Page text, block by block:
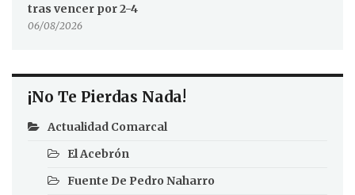
tras vencer por 2-4
06/08/2026
¡No Te Pierdas Nada!
Actualidad Comarcal
El Acebrón
Fuente De Pedro Naharro